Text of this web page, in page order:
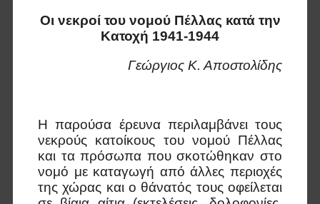
Οι νεκροί του νομού Πέλλας κατά την
Κατοχή 1941-1944
Γεώργιος Κ. Αποστολίδης
Η παρούσα έρευνα περιλαμβάνει τους
νεκρούς κατοίκους του νομού Πέλλας
και τα πρόσωπα που σκοτώθηκαν στο
νομό με καταγωγή από άλλες περιοχές
της χώρας και ο θάνατός τους οφείλεται